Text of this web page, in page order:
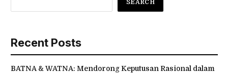
SEARCH
Recent Posts
BATNA & WATNA: Mendorong Keputusan Rasional dalam